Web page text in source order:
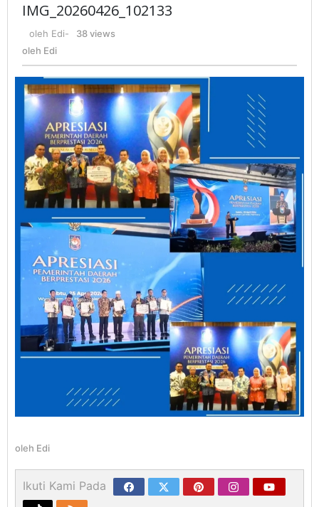
IMG_20260426_102133
oleh Edi-
38 views
oleh Edi
oleh Edi
Ikuti Kami Pada